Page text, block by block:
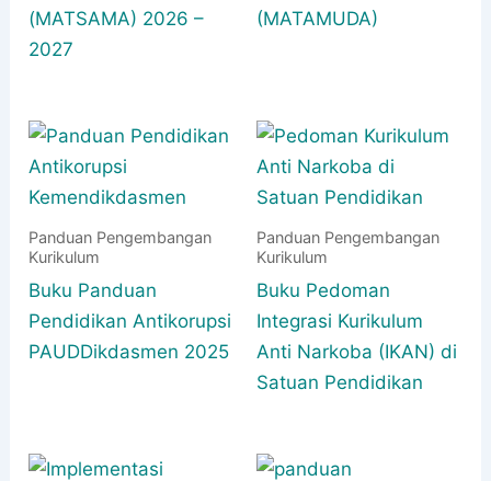
(MATSAMA) 2026 –
2027
(MATAMUDA)
Panduan Pengembangan
Kurikulum
Buku Panduan
Pendidikan Antikorupsi
PAUDDikdasmen 2025
Panduan Pengembangan
Kurikulum
Buku Pedoman
Integrasi Kurikulum
Anti Narkoba (IKAN) di
Satuan Pendidikan